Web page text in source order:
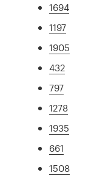
1694
1197
1905
432
797
1278
1935
661
1508